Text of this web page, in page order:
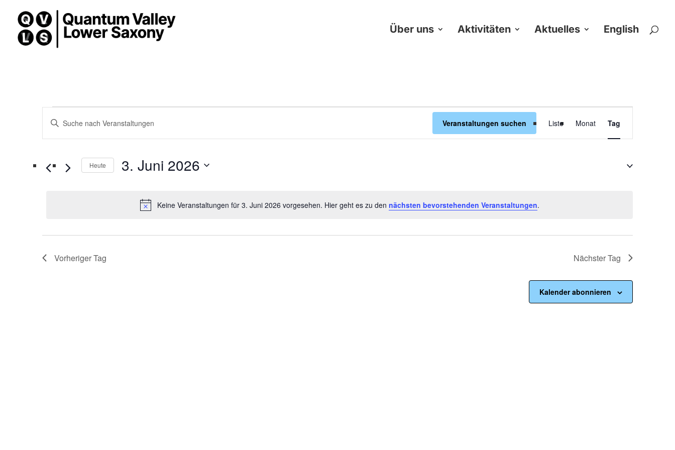
Über uns Aktivitäten Aktuelles English
Veranstaltungen
3.
Hinweis
Keine Veranstaltungen für 3. Juni 2026 vorgesehen. Hier geht es zu den nächsten bevorstehenden Veranstaltungen.
Veranstaltungen
Such-
und
Geben
Sie
Schlüsselwort.
Veranstaltungen suchen
Veranstaltung
Ansichten-
Liste Monat Tag
Heute 3. Juni 2026
wählen.
Vorheriger Tag Nächster Tag
Kalender abonnieren